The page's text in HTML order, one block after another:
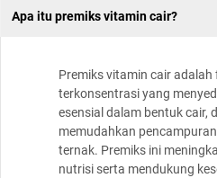
Apa itu premiks vitamin cair?
Premiks vitamin cair adalah
terkonsentrasi yang
esensial dalam bentuk cair,
memudahkan
ternak. Premiks ini
nutrisi serta mendukung